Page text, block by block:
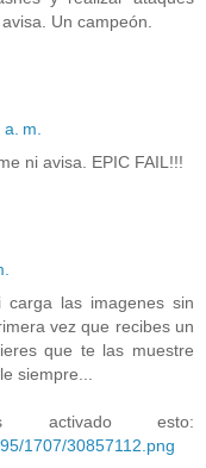
Un campeón.
m.
ni avisa. EPIC FAIL!!!
las imagenes sin
vez que recibes un
que te las muestre
siempre...
esto:
1707/30857112.png